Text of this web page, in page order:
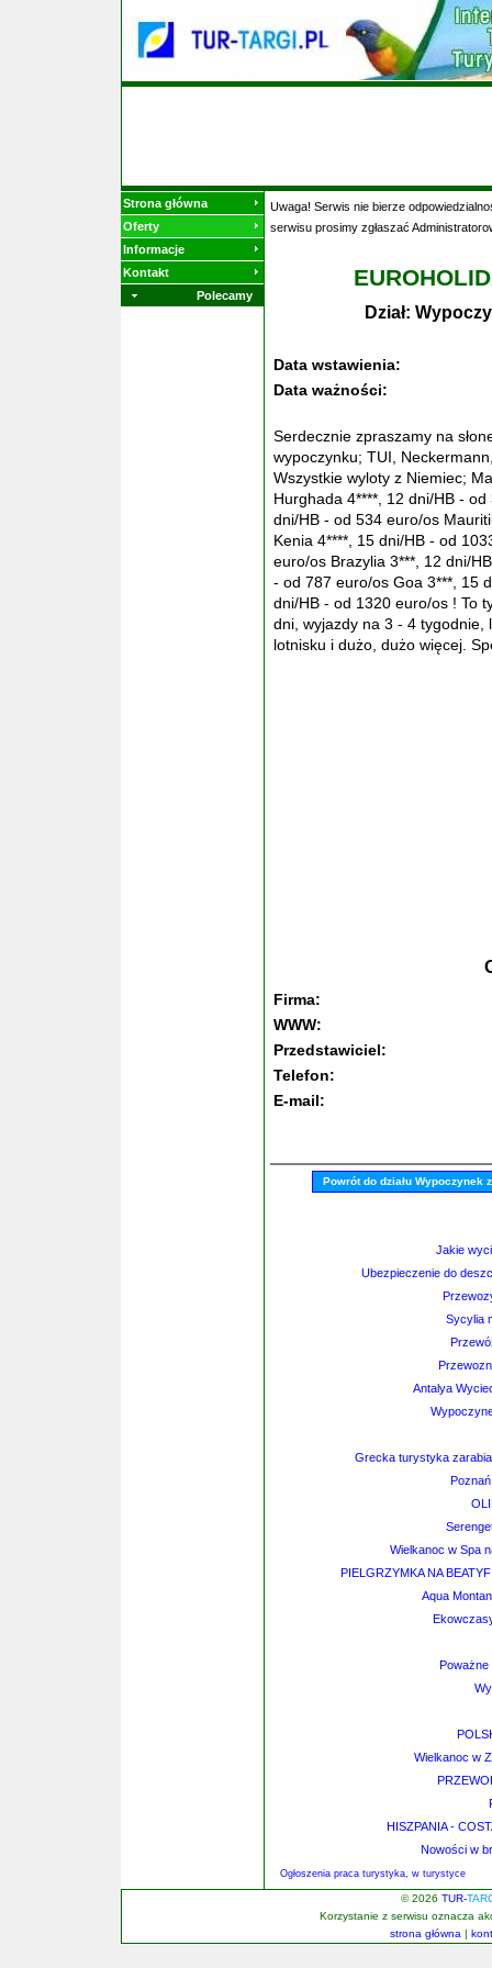
Strona główna
Oferty
Informacje
Kontakt
Polecamy
Uwaga! Serwis nie bierze
serwisu prosimy zgłaszać
Dział:
Data wstawienia:
Data ważności:
Serdecznie zpraszamy na
wypoczynku; TUI,
Wszystkie wyloty z Niemiec;
Hurghada 4****, 12 dni/HB -
dni/HB - od 534 euro/os
Kenia 4****, 15 dni/HB - od
euro/os Brazylia 3***, 12 dni/
- od 787 euro/os Goa 3***, 15
dni/HB - od 1320 euro/os ! To
dni, wyjazdy na 3 - 4 tygodnie,
lotnisku i dużo, dużo więcej.
Firma:
WWW:
Przedstawiciel:
Telefon:
E-mail:
Powrót do działu Wypoczynek
Jakie
Ubezpieczenie do
Sycylia
Antalya
Grecka turystyka
Wielkanoc w Spa
PIELGRZYMKA NA
Aqua
Poważne
Wielkanoc w
HISZPANIA -
Nowości w
Ogłoszenia praca turystyka, w turystyce
© 2026 TUR-
Korzystanie z serwisu oznacza
strona główna |